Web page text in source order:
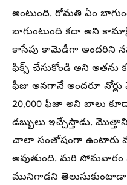
అంటుంది. రోమతి ఏం
బాగుంటుంది కదా అని
కాసేపు కామెడీగా అందరిని
ఫిక్స్ చేసుకోండి అని అతను
ఫీజు అనగానే అందరూ నోర్లు
20,000 ఫీజా అని బాలు
డబ్బులు ఇచ్చేస్తాడు.
చాలా సంతోషంగా ఉంటారు
అవుతుంది. మరి
మునిగాడని